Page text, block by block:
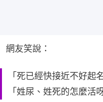
網友笑說：
「死已經快接近不好起
「姓尿、姓死的怎麼活